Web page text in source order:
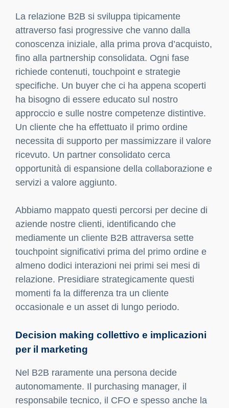
La relazione B2B si sviluppa tipicamente
attraverso fasi progressive che vanno dalla
conoscenza iniziale, alla prima prova d’acquisto,
fino alla partnership consolidata. Ogni fase
richiede contenuti, touchpoint e strategie
specifiche. Un buyer che ci ha appena scoperti
ha bisogno di essere educato sul nostro
approccio e sulle nostre competenze distintive.
Un cliente che ha effettuato il primo ordine
necessita di supporto per massimizzare il valore
ricevuto. Un partner consolidato cerca
opportunità di espansione della collaborazione e
servizi a valore aggiunto.
Abbiamo mappato questi percorsi per decine di
aziende nostre clienti, identificando che
mediamente un cliente B2B attraversa sette
touchpoint significativi prima del primo ordine e
almeno dodici interazioni nei primi sei mesi di
relazione. Presidiare strategicamente questi
momenti fa la differenza tra un cliente
occasionale e un asset di lungo periodo.
Decision making collettivo e implicazioni
per il marketing
Nel B2B raramente una persona decide
autonomamente. Il purchasing manager, il
responsabile tecnico, il CFO e spesso anche la